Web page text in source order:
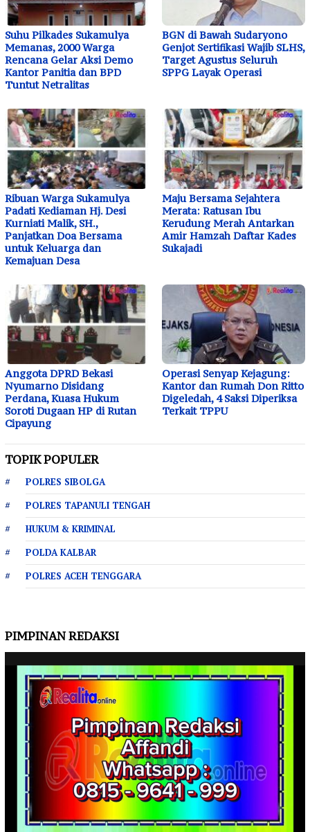
Suhu Pilkades Sukamulya
Memanas, 2000 Warga
Rencana Gelar Aksi Demo
Kantor Panitia dan BPD
Tuntut Netralitas
BGN di Bawah Sudaryono
Genjot Sertifikasi Wajib SLHS,
Target Agustus Seluruh
SPPG Layak Operasi
Ribuan Warga Sukamulya
Padati Kediaman Hj. Desi
Kurniati Malik, SH.,
Panjatkan Doa Bersama
untuk Keluarga dan
Kemajuan Desa
Maju Bersama Sejahtera
Merata: Ratusan Ibu
Kerudung Merah Antarkan
Amir Hamzah Daftar Kades
Sukajadi
Anggota DPRD Bekasi
Nyumarno Disidang
Perdana, Kuasa Hukum
Soroti Dugaan HP di Rutan
Cipayung
Operasi Senyap Kejagung:
Kantor dan Rumah Don Ritto
Digeledah, 4 Saksi Diperiksa
Terkait TPPU
TOPIK POPULER
POLRES SIBOLGA
POLRES TAPANULI TENGAH
HUKUM & KRIMINAL
POLDA KALBAR
POLRES ACEH TENGGARA
PIMPINAN REDAKSI